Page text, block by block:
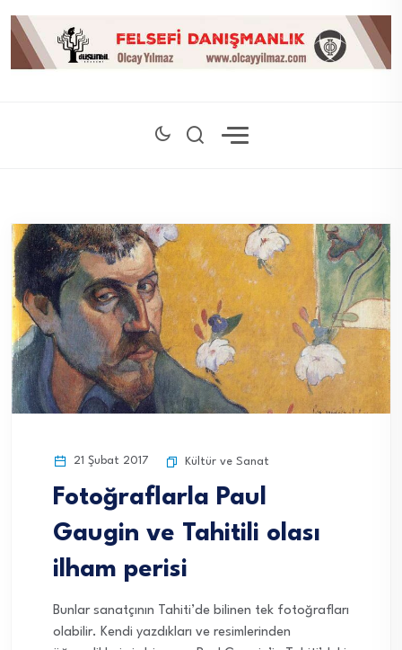
21 Şubat 2017 Kültür ve Sanat
Fotoğraflarla Paul
Gaugin ve Tahitili olası
ilham perisi
Bunlar sanatçının Tahiti’de bilinen tek fotoğrafları
olabilir. Kendi yazdıkları ve resimlerinden